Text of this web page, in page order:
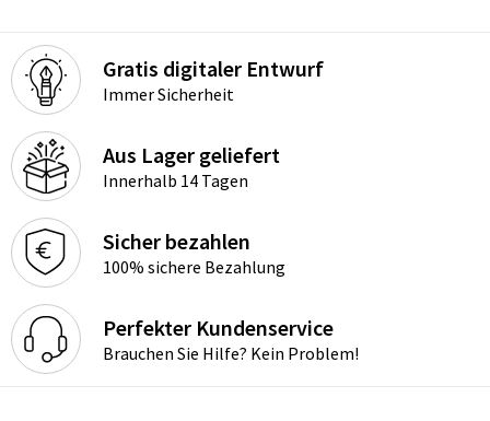
Gratis digitaler Entwurf
Immer Sicherheit
Aus Lager geliefert
Innerhalb 14 Tagen
Sicher bezahlen
100% sichere Bezahlung
Perfekter Kundenservice
Brauchen Sie Hilfe? Kein Problem!